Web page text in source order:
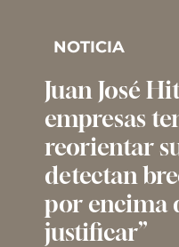
NOTICIA
Juan José
empresas
reorientar
detectan
por encima
justificar”